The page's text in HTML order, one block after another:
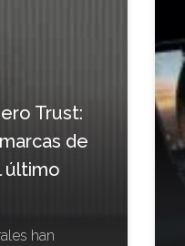
Trust:
de
último
han